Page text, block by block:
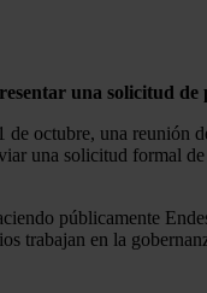
una solicitud
octubre, una reunión
una solicitud formal
públicamente
en la